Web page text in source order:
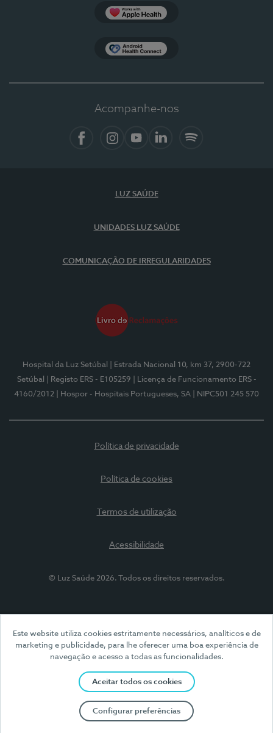
Este website utiliza cookies estritamente necessários, analíticos e de
marketing e publicidade, para lhe oferecer uma boa experiência de
navegação e acesso a todas as funcionalidades.
Aceitar todos os cookies
Configurar preferências
Acompanhe-nos
LUZ SAÚDE
UNIDADES LUZ SAÚDE
COMUNICAÇÃO DE IRREGULARIDADES
Hospital da Luz Setúbal
| Estrada Nacional 10, km 37, 2900-722
Setúbal
| Registo ERS - E105259
| Licença de Funcionamento ERS -
4160/2012
| Hospor - Hospitais Portugueses, SA | NIPC501 245 570
Política de privacidade
Política de cookies
Termos de utilização
Acessibilidade
© Luz Saúde 2026. Todos os direitos reservados.